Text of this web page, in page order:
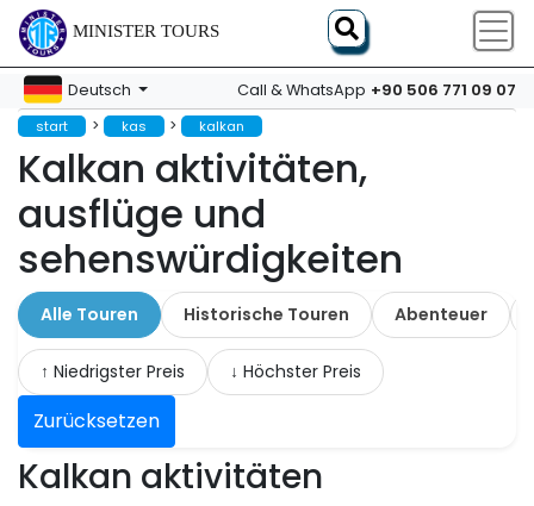
MINISTER TOURS
Deutsch Call & WhatsApp +90 506 771 09 07
start > kas > kalkan
Kalkan aktivitäten,
ausflüge und
sehenswürdigkeiten
Alle Touren Historische Touren Abenteuer
↑ Niedrigster Preis ↓ Höchster Preis
Zurücksetzen
Kalkan aktivitäten